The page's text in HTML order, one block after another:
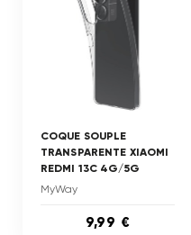
COQUE SOUPLE
TRANSPARENTE XIAOMI
REDMI 13C 4G/5G
MyWay
9,99 €